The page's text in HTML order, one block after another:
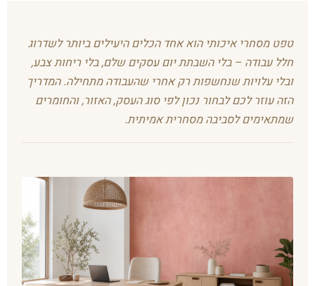
טפט מסחרי איכותי הוא אחד הכלים היעילים ביותר לשדרוג
חלל עבודה – בלי השבתת יום עסקים שלם, בלי ריחות צבע,
ובלי עלויות שנחשפות רק אחרי שהעבודה מתחילה. המדריך
הזה עוזר לכם לבחור נכון לפי סוג העסק, האזור, והחומרים
שמתאימים לסביבה מסחרית אמיתית.